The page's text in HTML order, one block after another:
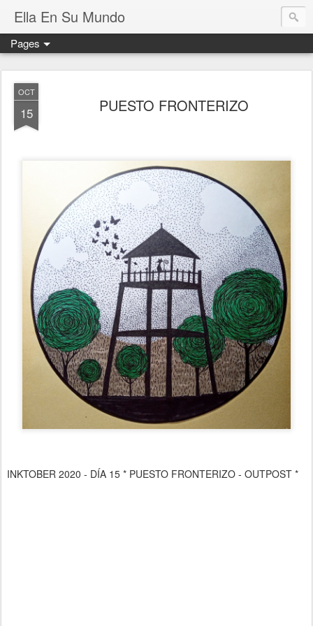
Ella En Su Mundo
Pages
OCT
15 PUESTO FRONTERIZO
INKTOBER 2020 - DÍA 15 * PUESTO FRONTERIZO - OUTPOST *